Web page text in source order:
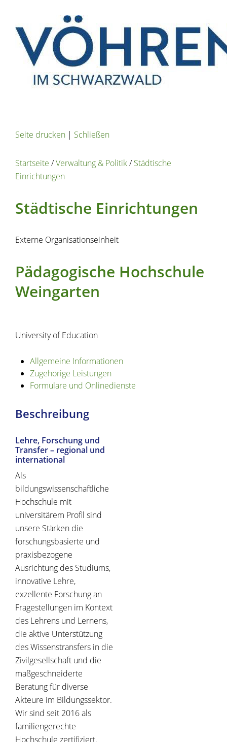
Seite drucken | Schließen
Startseite /Verwaltung & Politik/Städtische
Einrichtungen
Städtische Einrichtungen
Externe Organisationseinheit
Pädagogische Hochschule
Weingarten
University of Education
Allgemeine Informationen
Zugehörige Leistungen
Formulare und Onlinedienste
Beschreibung
Lehre, Forschung und
Transfer – regional und
international
Als
bildungswissenschaftliche
Hochschule mit
universitärem Profil sind
unsere Stärken die
forschungsbasierte und
praxisbezogene
Ausrichtung des Studiums,
innovative Lehre,
exzellente Forschung an
Fragestellungen im Kontext
des Lehrens und Lernens,
die aktive Unterstützung
des Wissenstransfers in die
Zivilgesellschaft und die
maßgeschneiderte
Beratung für diverse
Akteure im Bildungssektor.
Wir sind seit 2016 als
familiengerechte
Hochschule zertifiziert.